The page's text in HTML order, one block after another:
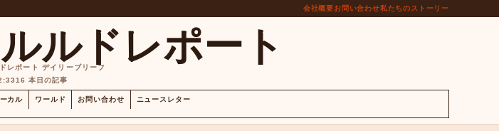
会社概要お問い合わせ私たちのストーリー
ルドレポート
レポート デイリーブリーフ
16 本日の記事
カル ワールド お問い合わせ ニュースレター